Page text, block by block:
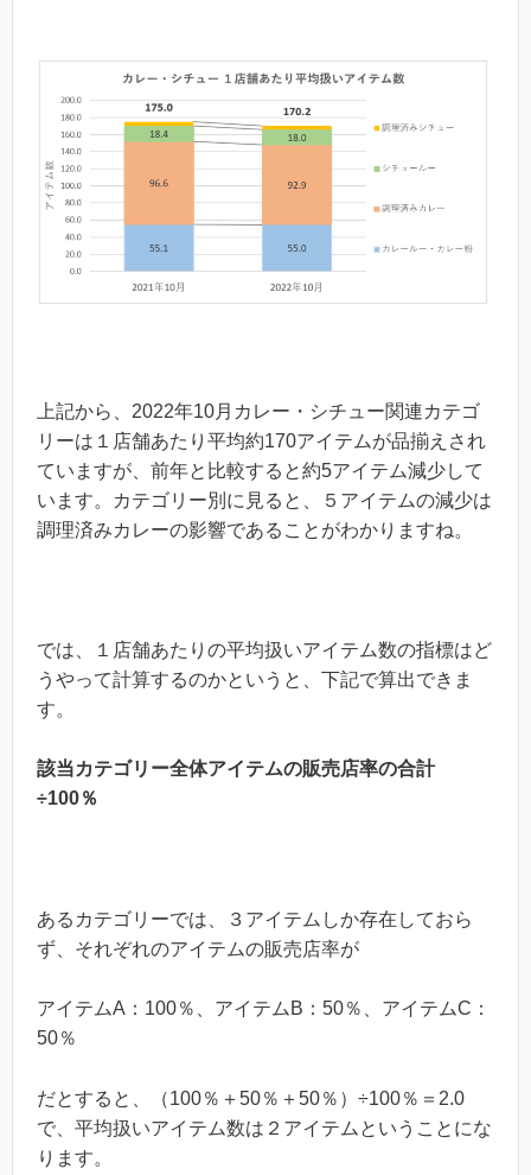
上記から、2022年10月カレー・シチュー関連カテゴ
リーは１店舗あたり平均約170アイテムが品揃えされ
ていますが、前年と比較すると約5アイテム減少して
います。カテゴリー別に見ると、５アイテムの減少は
調理済みカレーの影響であることがわかりますね。
では、１店舗あたりの平均扱いアイテム数の指標はど
うやって計算するのかというと、下記で算出できま
す。
該当カテゴリー全体アイテムの販売店率の合計
÷100％
あるカテゴリーでは、３アイテムしか存在しておら
ず、それぞれのアイテムの販売店率が
アイテムA：100％、アイテムB：50％、アイテムC：
50％
だとすると、（100％＋50％＋50％）÷100％＝2.0
で、平均扱いアイテム数は２アイテムということにな
ります。